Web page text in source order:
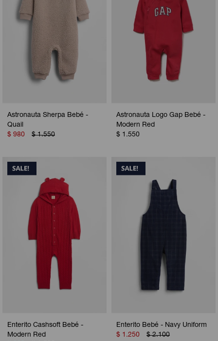
Astronauta Sherpa Bebé -
Quail
$ 980 $ 1.550
Astronauta Logo Gap Bebé -
Modern Red
$ 1.550
Enterito Cashsoft Bebé -
Modern Red
Enterito Bebé - Navy Uniform
$ 1.250 $ 2.100